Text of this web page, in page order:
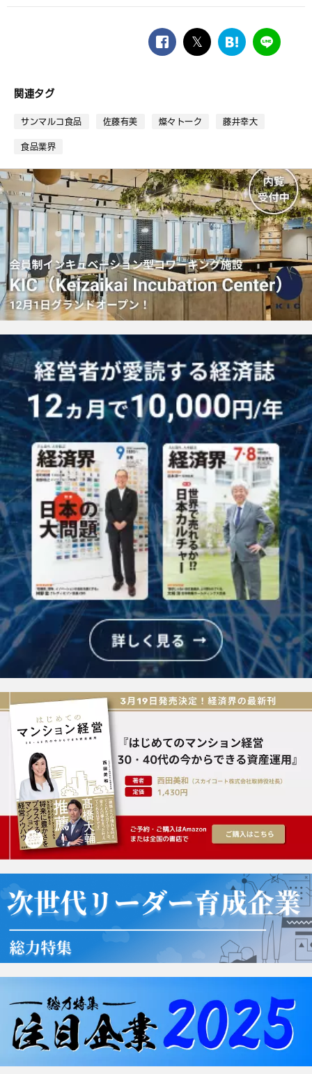
facebook
twitter
は
ク
LINE
関連タグ
サンマルコ食品 佐藤有美 燦々トーク 藤井幸大
食品業界